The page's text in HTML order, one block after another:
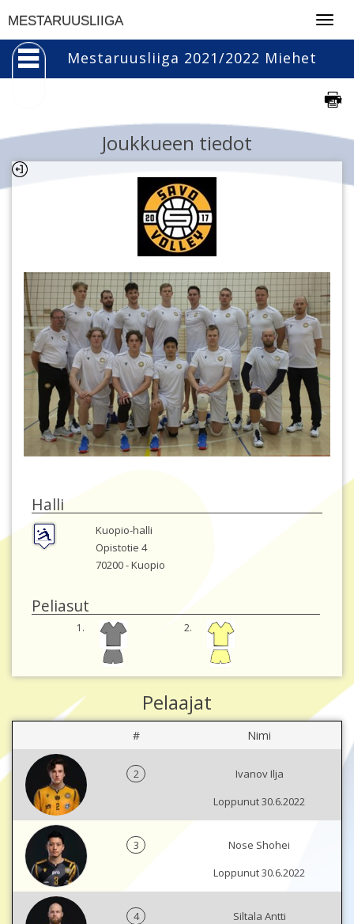
MESTARUUSLIIGA
Mestaruusliiga 2021/2022 Miehet
Joukkueen tiedot
Halli
Kuopio-halli
Opistotie 4
70200 -Kuopio
Peliasut
1. 2.
Pelaajat
# Nimi
2
Ivanov Ilja
Loppunut 30.6.2022
3
Nose Shohei
Loppunut 30.6.2022
4
Siltala Antti